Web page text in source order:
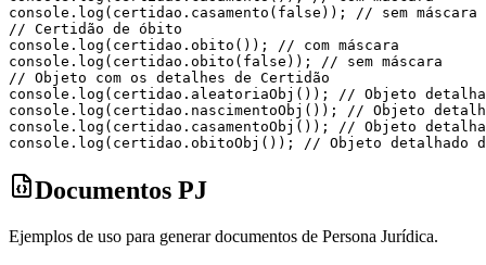
console . log ( certidao . casamento ( false ) ) ;
// sem máscara
// Certidão de óbito
console . log ( certidao . obito ( ) ) ;
// com máscara
console . log ( certidao . obito ( false ) ) ;
// sem máscara
// Objeto com os detalhes de Certidão
console . log ( certidao . aleatoriaObj ( ) ) ;
// Objeto
console . log ( certidao . nascimentoObj ( ) ) ;
// Objeto
console . log ( certidao . casamentoObj ( ) ) ;
// Objeto
console . log ( certidao . obitoObj ( ) ) ; // Objeto detalhado
Documentos PJ
Ejemplos de uso para generar documentos de Persona Jurídica.